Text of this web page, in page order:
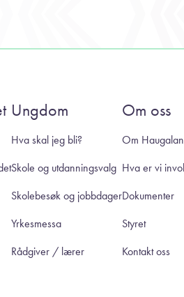
Ungdom
Hva skal jeg bli?
Skole og utdanningsvalg
Skolebesøk og jobbdager
Yrkesmessa
Rådgiver / lærer
Om oss
Om
Hva er vi
Dokumenter
Styret
Kontakt oss